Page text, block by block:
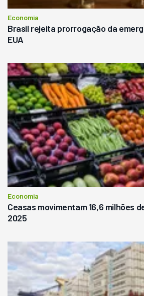
Economia
Brasil rejeita prorrogação da
EUA
Economia
Ceasas movimentam 16,6 milhões
2025